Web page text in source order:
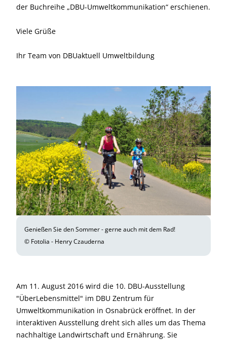
der Buchreihe „DBU-Umweltkommunikation“ erschienen.
Viele Grüße
Ihr Team von DBUaktuell Umweltbildung
Genießen Sie den Sommer - gerne auch mit dem Rad!
© Fotolia - Henry Czauderna
Am 11. August 2016 wird die 10. DBU-Ausstellung
"ÜberLebensmittel" im DBU Zentrum für
Umweltkommunikation in Osnabrück eröffnet. In der
interaktiven Ausstellung dreht sich alles um das Thema
nachhaltige Landwirtschaft und Ernährung. Sie